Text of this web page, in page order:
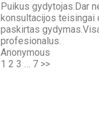
Puikus gydytojas.Dar
konsultacijos teisingai
paskirtas
profesionalus.
Anonymous
1 2 3 … 7 >>